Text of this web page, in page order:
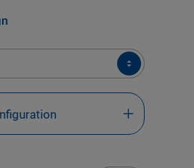
piezoceramic product: